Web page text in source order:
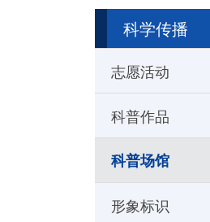
科学传播
志愿活动
科普作品
科普场馆
形象标识